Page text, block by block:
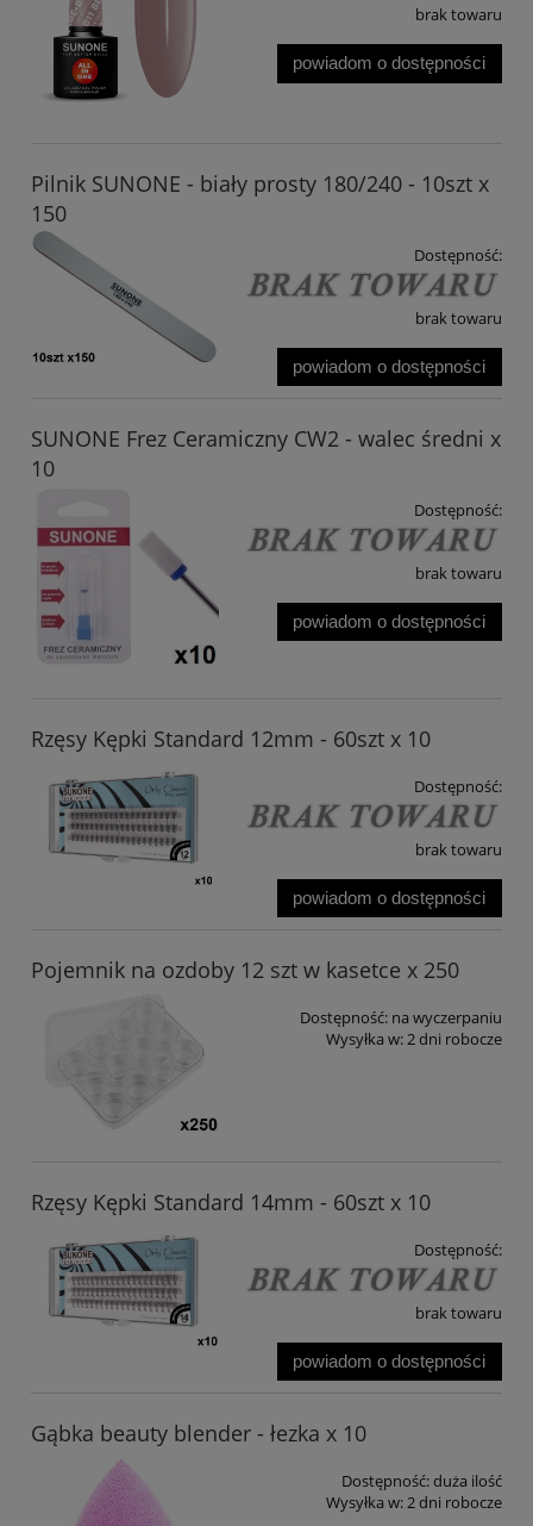
brak towaru
powiadom o dostępności
Pilnik SUNONE - biały prosty 180/240 - 10szt x
150
Dostępność:
brak towaru
powiadom o dostępności
SUNONE Frez Ceramiczny CW2 - walec średni x
10
Dostępność:
brak towaru
powiadom o dostępności
Rzęsy Kępki Standard 12mm - 60szt x 10
Dostępność:
brak towaru
powiadom o dostępności
Pojemnik na ozdoby 12 szt w kasetce x 250
Dostępność: na wyczerpaniu
Wysyłka w:2 dni robocze
Rzęsy Kępki Standard 14mm - 60szt x 10
Dostępność:
brak towaru
powiadom o dostępności
Gąbka beauty blender - łezka x 10
Dostępność:duża ilość
Wysyłka w:2 dni robocze